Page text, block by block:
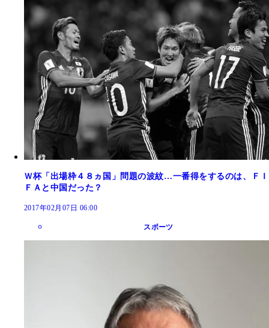
Ｗ杯「出場枠４８ヵ国」問題の波紋…一番得をするのは、ＦＩ
ＦＡと中国だった？
2017年02月07日 06:00
スポーツ